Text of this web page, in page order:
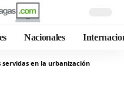
Nacionales
en la urbanización